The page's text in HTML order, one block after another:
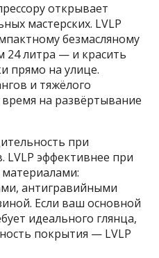
открывает
мастерских. LVLP
безмасляному
24 литра — и красить
прямо на улице.
и тяжёлого
на развёртывание
при
LVLP эффективнее при
антигравийными
Если ваш основной
идеального глянца,
покрытия — LVLP